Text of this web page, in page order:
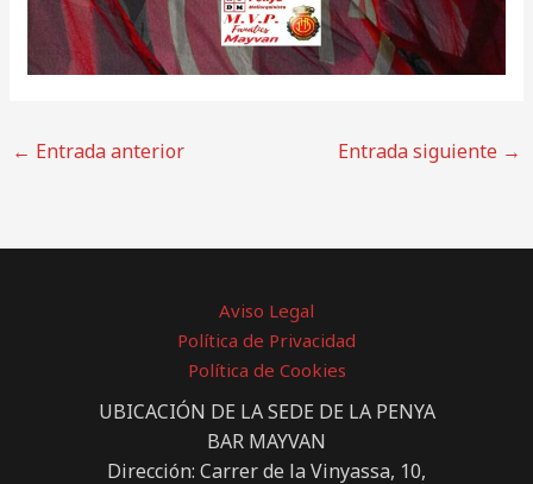
← Entrada anterior Entrada siguiente →
Aviso Legal
Política de Privacidad
Política de Cookies
UBICACIÓN DE LA SEDE DE LA PENYA
BAR MAYVAN
Dirección: Carrer de la Vinyassa, 10,